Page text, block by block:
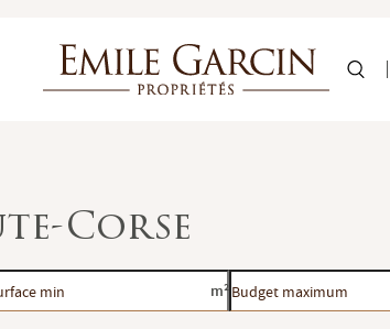
Corse
Porto-Vecchio (20137), Saint-Florent (20217), San-
m²Budget
maximum